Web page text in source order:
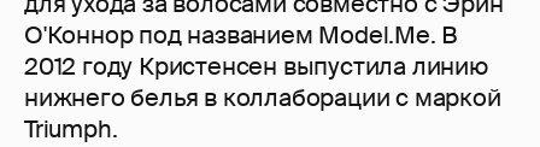
О'Коннор под названием Model.Me. В
2012 году Кристенсен выпустила линию
нижнего белья в коллаборации с маркой
Triumph.